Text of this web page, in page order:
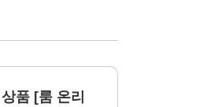
품 [룸 온리